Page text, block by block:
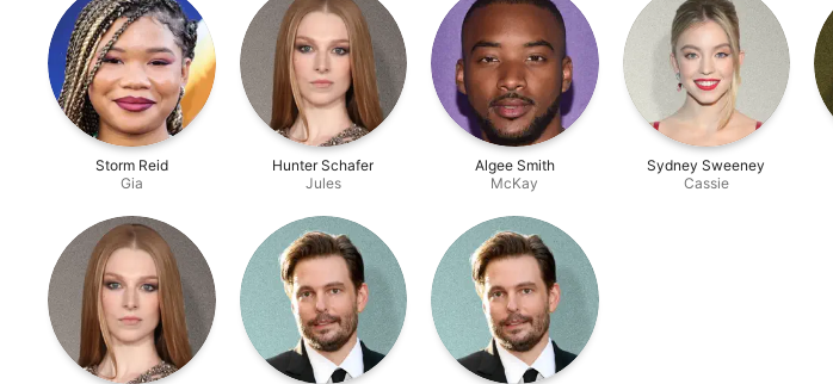
Storm Reid
Gia
Hunter Schafer
Jules
Algee Smith
McKay
Sydney Sweeney
Cassie